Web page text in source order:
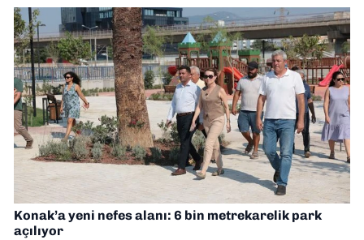
Konak’a yeni nefes alanı: 6 bin metrekarelik park
açılıyor